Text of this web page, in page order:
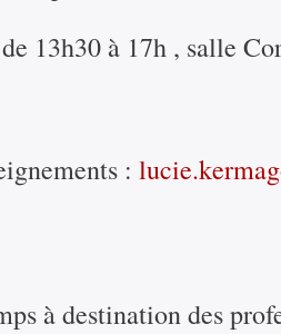
13h30 à 17h , salle
:
à destination des